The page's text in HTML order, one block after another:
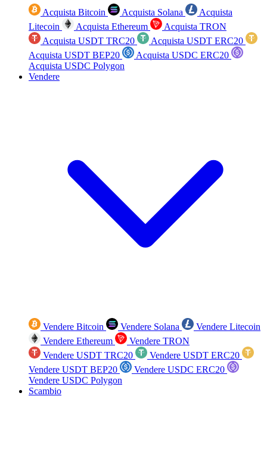
Acquista Bitcoin Acquista Solana
Acquista
Litecoin
Acquista Ethereum
Acquista TRON
Acquista USDT TRC20
Acquista USDT ERC20
Acquista USDT BEP20
Acquista USDC ERC20
Acquista USDC Polygon
Vendere
Vendere Bitcoin Vendere Solana
Vendere Litecoin
Vendere Ethereum
Vendere TRON
Vendere USDT TRC20
Vendere USDT ERC20
Vendere USDT BEP20
Vendere USDC ERC20
Vendere USDC Polygon
Scambio